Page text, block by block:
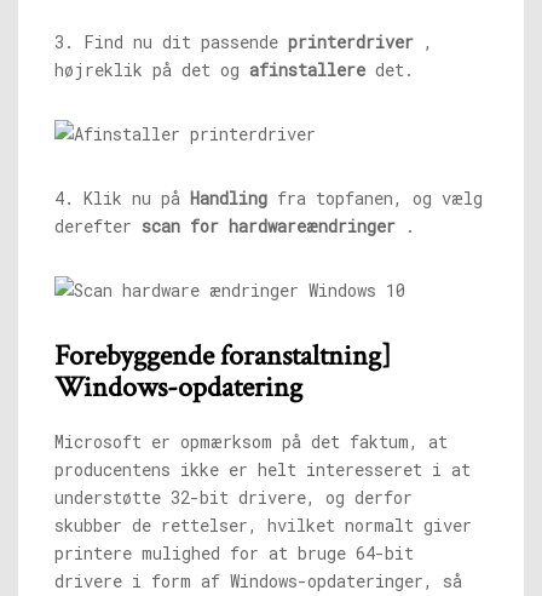
3. Find nu dit passende printerdriver ,
højreklik på det og afinstallere det.
4. Klik nu på Handling fra topfanen, og vælg
derefter scan for hardwareændringer .
Forebyggende foranstaltning]
Windows-opdatering
Microsoft er opmærksom på det faktum, at
producentens ikke er helt interesseret i at
understøtte 32-bit drivere, og derfor
skubber de rettelser, hvilket normalt giver
printere mulighed for at bruge 64-bit
drivere i form af Windows-opdateringer, så